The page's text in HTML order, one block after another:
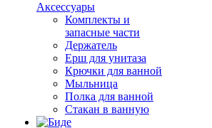
Аксессуары
Комплекты и
запасные части
Держатель
Ерш для унитаза
Крючки для ванной
Мыльница
Полка для ванной
Стакан в ванную